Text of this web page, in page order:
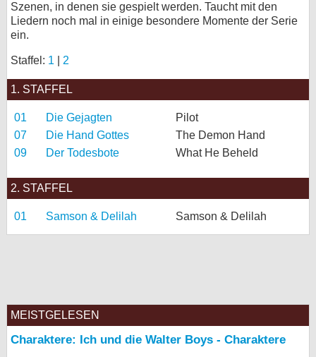
Szenen, in denen sie gespielt werden. Taucht mit den
Liedern noch mal in einige besondere Momente der Serie
ein.
Staffel: 1 2
1. STAFFEL
01 Die Gejagten
Pilot
07
Die Hand Gottes
The Demon Hand
09
Der Todesbote What He Beheld
2. STAFFEL
01 Samson & Delilah Samson & Delilah
MEISTGELESEN
Charaktere: Ich und die Walter Boys - Charaktere
Forum
bei Facebook
Kontakt
Nutzungsbedingungen
Cookie-Einstellungen